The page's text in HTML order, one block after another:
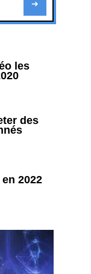
les
des
2022